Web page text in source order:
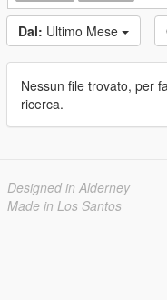
Dal: Ultimo Mese
Nessun file trovato, per
ricerca.
Designed in Alderney
Made in Los Santos